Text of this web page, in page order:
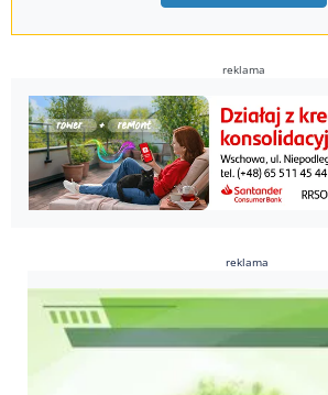
reklama
reklama